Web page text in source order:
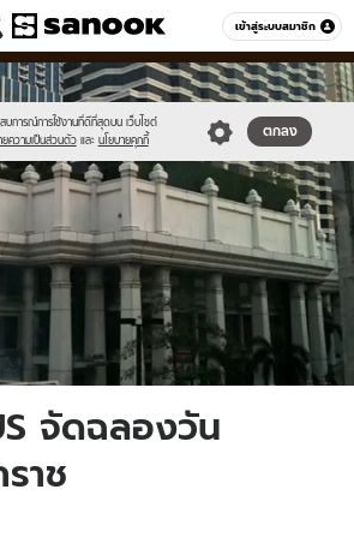
เข้าสู่ระบบสมาชิก
หมวดอื่นๆ
สบการณ์การใช้งานที่ดีที่สุดบน เว็บไซต์
ยความเป็นส่วนตัว และ นโยบายคุกกี้
ตกลง
logo-
1822754/629063-
จัดฉลองวัน
าช